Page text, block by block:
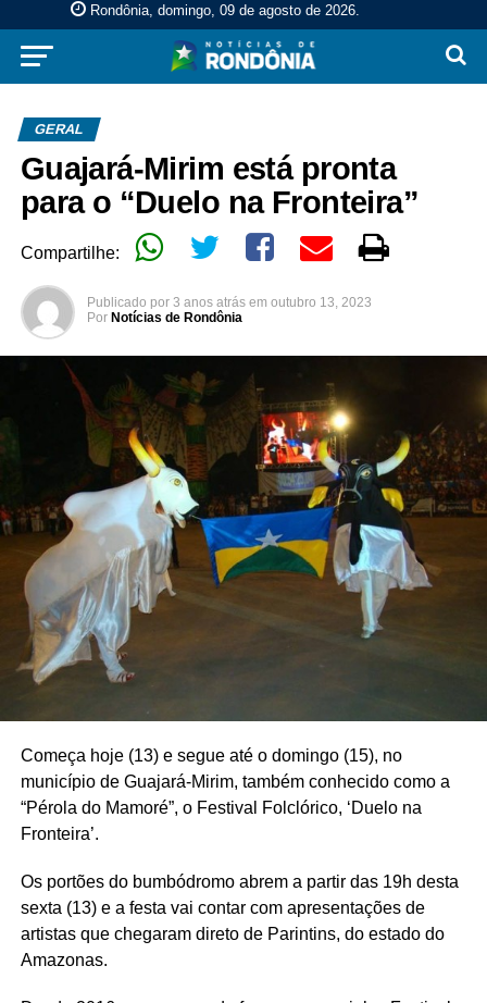
Rondônia, domingo, 09 de agosto de 2026.
GERAL
Guajará-Mirim está pronta
para o “Duelo na Fronteira”
Compartilhe:
Publicado por 3 anos atrás em outubro 13, 2023
Por Notícias de Rondônia
Começa hoje (13) e segue até o domingo (15), no
município de Guajará-Mirim, também conhecido como a
“Pérola do Mamoré”, o Festival Folclórico, ‘Duelo na
Fronteira’.
Os portões do bumbódromo abrem a partir das 19h desta
sexta (13) e a festa vai contar com apresentações de
artistas que chegaram direto de Parintins, do estado do
Amazonas.